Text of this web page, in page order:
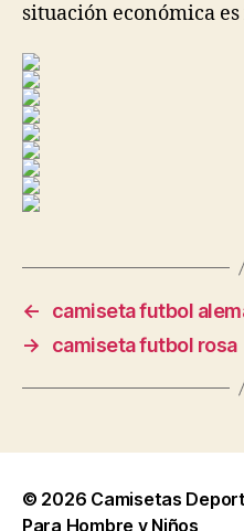
situación económica
←
camiseta futbol
→
camiseta futbol rosa
© 2026 Camisetas
Para Hombre y Niños